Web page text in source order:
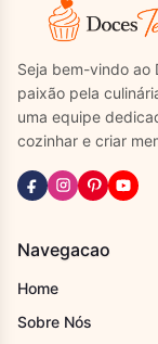
Seja bem-vindo ao
paixão pela
uma equipe
cozinhar e criar
Navegacao
Home
Sobre Nós